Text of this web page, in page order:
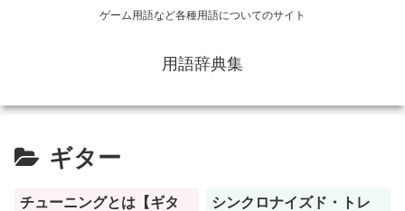
ゲーム用語など各種用語についてのサイト
用語辞典集
ギター
チューニングとは【ギタ
シンクロナイズド・トレ